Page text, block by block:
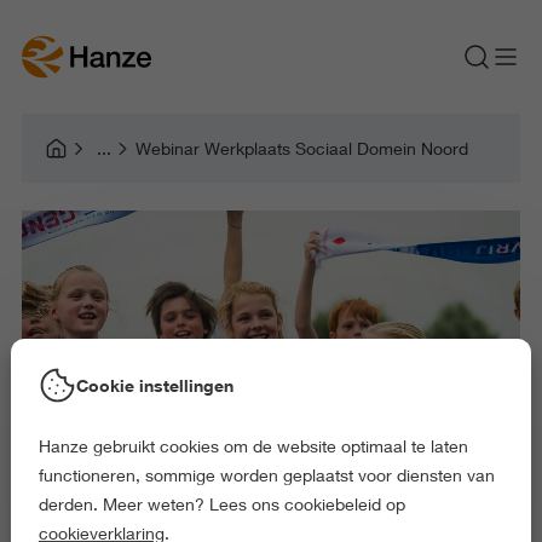
Webinar Werkplaats Sociaal Domein Noord
Cookie instellingen
Hanze gebruikt cookies om de website optimaal te laten
functioneren, sommige worden geplaatst voor diensten van
derden. Meer weten? Lees ons cookiebeleid op
cookieverklaring.